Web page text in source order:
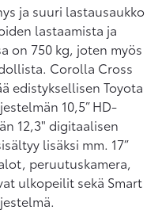
ja suuri lastausaukko
lastaamista ja
on 750 kg, joten myös
Corolla Cross
edistyksellisen Toyota
10,5” HD-
12,3" digitaalisen
lisäksi mm. 17”
peruutuskamera,
ulkopeilit sekä Smart